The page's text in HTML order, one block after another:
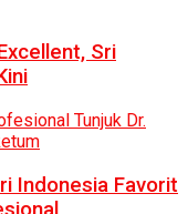
Sri
Indonesia Favorit